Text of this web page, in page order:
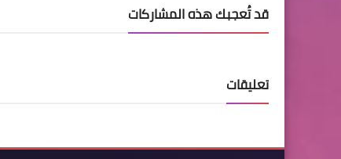
قد تُعجبك هذه المشاركات
تعليقات